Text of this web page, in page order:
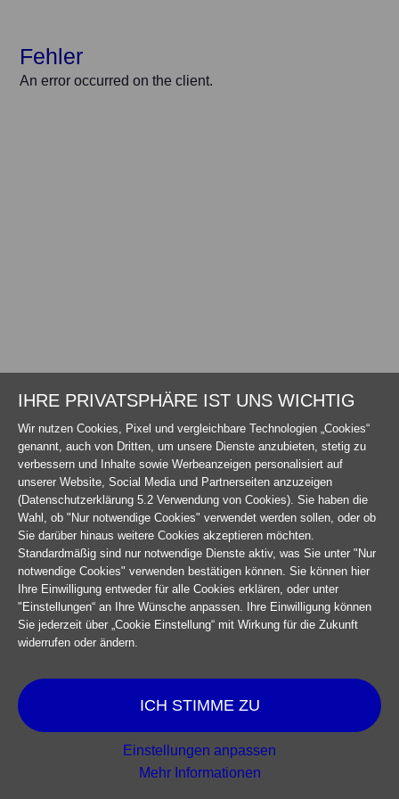
Fehler
An error occurred on the client.
IHRE PRIVATSPHÄRE IST UNS WICHTIG
Wir nutzen Cookies, Pixel und vergleichbare Technologien „Cookies“
genannt, auch von Dritten, um unsere Dienste anzubieten, stetig zu
verbessern und Inhalte sowie Werbeanzeigen personalisiert auf
unserer Website, Social Media und Partnerseiten anzuzeigen
(Datenschutzerklärung 5.2 Verwendung von Cookies). Sie haben die
Wahl, ob "Nur notwendige Cookies" verwendet werden sollen, oder ob
Sie darüber hinaus weitere Cookies akzeptieren möchten.
Standardmäßig sind nur notwendige Dienste aktiv, was Sie unter "Nur
notwendige Cookies" verwenden bestätigen können. Sie können hier
Ihre Einwilligung entweder für alle Cookies erklären, oder unter
"Einstellungen“ an Ihre Wünsche anpassen. Ihre Einwilligung können
Sie jederzeit über „Cookie Einstellung“ mit Wirkung für die Zukunft
widerrufen oder ändern.
ICH STIMME ZU
Einstellungen anpassen
Mehr Informationen